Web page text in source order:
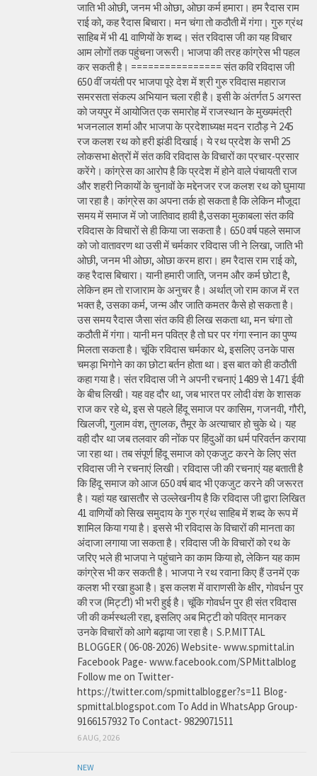
जाति भी ओछी, जनम भी ओछा, ओछा कर्म हमारा। हम रैदास राम
राई को, कह रैदास बिचारा। मन चंगा तो कठौती में गंगा। गुरु ग्रंथ
साहिब में भी 41 वाणियों के शब्द। संत रविदास जी का यह विचार
आम लोगों तक पहुंचना जरूरी। भाजपा की तरह कांग्रेस भी पहल
कर सकती है। ================ संत कवि रविदास जी
650 वीं जयंती पर भाजपा पूरे देश में श्री गुरु रविदास महाराज
समरसता संकल्प अभियान चला रही है। इसी के अंतर्गत 5 अगस्त
को जयपुर में आयोजित एक समारोह में राजस्थान के मुख्यमंत्री
भजनलाल शर्मा और भाजपा के प्रदेशाध्यक्ष मदन राठौड़ ने 245
रज कलश रथ को हरी झंडी दिखाई। ये रथ प्रदेश के सभी 25
लोकसभा क्षेत्रों में संत कवि रविदास के विचारों का प्रचार-प्रसार
करेंगे। कांग्रेस का आरोप है कि प्रदेश में होने वाले पंचायती राज
और शहरी निकायों के चुनावों के मद्देनजर रज कलश रथ को घुमाया
जा रहा है। कांग्रेस का अपना तर्क हो सकता है कि लेकिन मौजूदा
समय में समाज में जो जातिवाद हावी है,उसका मुकाबला संत कवि
रविदास के विचारों से ही किया जा सकता है। 650 वर्ष पहले समाज
को जो वातावरण था उसी में चर्मकार रविदास जी ने लिखा, जाति भी
ओछी, जनम भी ओछा, ओछा करम हारा। हम रैदास राम राई को,
कह रैदास बिचारा। यानी हमारी जाति, जनम और कर्म छोटा है,
लेकिन हम तो राजाराम के अनुचर है। अर्थात् जो राम काज में रत
भक्त है, उसका कर्म, जन्म और जाति कमतर कैसे हो सकता है।
उस समय रैदास जैसा संत कवि ही लिख सकता था, मन चंगा तो
कठौती में गंगा। यानी मन पवित्र है तो घर पर गंगा स्नान का पुण्य
मिलता सकता है। चूंकि रविदास चर्मकार थे, इसलिए उनके पास
चमड़ा भिगोने का का छोटा बर्तन होता था। इस बात को ही कठौती
कहा गया है। संत रविदास जी ने अपनी रचनाएं 1489 से 1471 ईवी
के बीच लिखी। यह वह दौर था, जब भारत पर लोदी वंश के शासक
राज कर रहे थे, इस से पहले हिंदू समाज पर कासिम, गजनवी, गौरी,
खिलजी, गुलाम वंश, तुगलक, तैमूर के अत्याचार हो चुके थे। यह
वही दौर था जब तलवार की नोंक पर हिंदुओं का धर्म परिवर्तन कराया
जा रहा था। तब संपूर्ण हिंदू समाज को एकजुट करने के लिए संत
रविदास जी ने रचनाएं लिखी। रविदास जी की रचनाएं यह बताती है
कि हिंदू समाज को आज 650 वर्ष बाद भी एकजुट करने की जरूरत
है। यहां यह खासतौर से उल्लेखनीय है कि रविदास जी द्वारा लिखित
41 वाणियोंं को सिख समुदाय के गुरु ग्रंथ साहिब में शब्द के रूप में
शामिल किया गया है। इससे भी रविदास के विचारों की मानता का
अंदाजा लगाया जा सकता है। रविदास जी के विचारों को रथ के
जरिए भले ही भाजपा ने पहुंचाने का काम किया हो, लेकिन यह काम
कांग्रेस भी कर सकती है। भाजपा ने रथ रवाना किए हैं उनमें एक
कलश भी रखा हुआ है। इस कलश में वाराणसी के क्षीर, गोवर्धन पुर
की रज (मिट्टी) भी भरी हुई है। चूंकि गोवर्धन पुर ही संत रविदास
जी की कर्मस्थली रहा, इसलिए अब मिट्टी को पवित्र मानकर
उनके विचारों को आगे बढ़ाया जा रहा है। S.P.MITTAL
BLOGGER ( 06-08-2026) Website- www.spmittal.in
Facebook Page- www.facebook.com/SPMittalblog
Follow me on Twitter-
https://twitter.com/spmittalblogger?s=11 Blog-
spmittal.blogspot.com To Add in WhatsApp Group-
9166157932 To Contact- 9829071511
6 AUG, 2026
NEW